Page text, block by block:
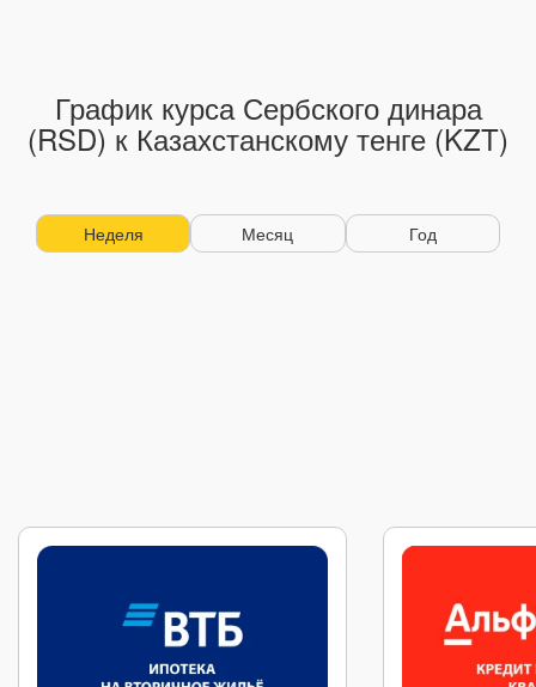
График курса Сербского динара
(RSD) к Казахстанскому тенге (KZT)
Неделя Месяц Год